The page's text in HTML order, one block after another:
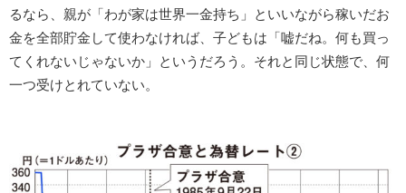
るなら、親が「わが家は世界一金持ち」といいながら稼いだお
金を全部貯金して使わなければ、子どもは「嘘だね。何も買っ
てくれないじゃないか」というだろう。それと同じ状態で、何
一つ受けとれていない。